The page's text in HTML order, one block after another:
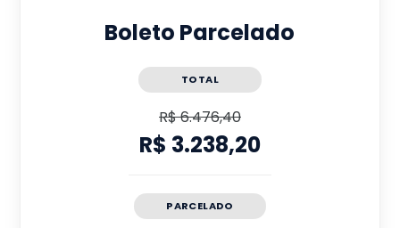
Boleto Parcelado
TOTAL
R$ 6.476,40
R$ 3.238,20
PARCELADO